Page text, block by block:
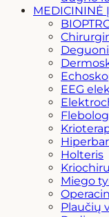
MEDICININĖ
EEG
Holteris
Miego
Plaučių